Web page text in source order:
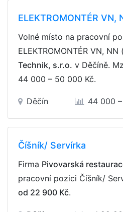
ELEKTROMONTÉR VN,
Volné místo na pracovní
ELEKTROMONTÉR VN,
Technik, s.r.o. v Děčíně.
44 000 – 50 000 Kč.
Děčín 44 000
Číšník/ Servírka
Firma Pivovarská
pracovní pozici Číšník/
od 22 900 Kč.